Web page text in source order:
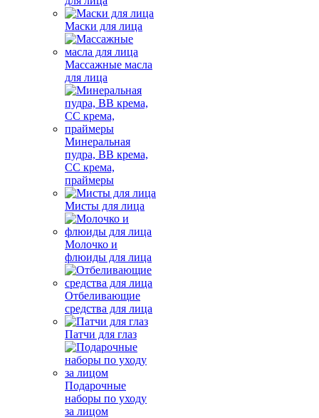
Маски для лица
Массажные масла
для лица
Минеральная
пудра, BB крема,
СС крема,
праймеры
Мисты для лица
Молочко и
флюиды для лица
Отбеливающие
средства для лица
Патчи для глаз
Подарочные
наборы по уходу
за лицом